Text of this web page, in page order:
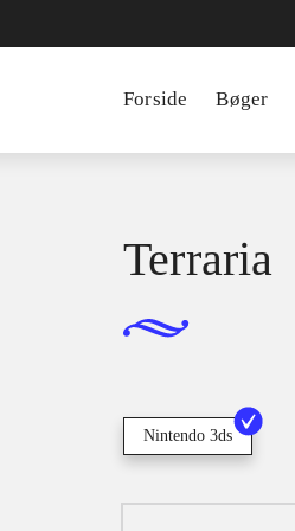
Forside Bøger
Terraria
Nintendo 3ds